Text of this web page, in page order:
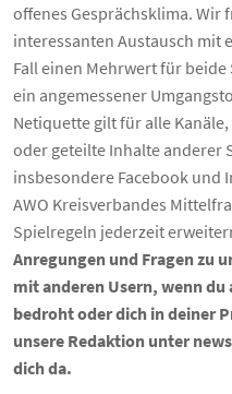
offenes Gesprächsklima. Wir
interessanten Austausch mit
Fall einen Mehrwert für
ein angemessener
Netiquette gilt für alle
oder geteilte Inhalte anderer
insbesondere Facebook und
AWO Kreisverbandes
Spielregeln jederzeit
Anregungen und Fragen zu
mit anderen Usern, wenn du
bedroht oder dich in deiner
unsere Redaktion unter
dich da.